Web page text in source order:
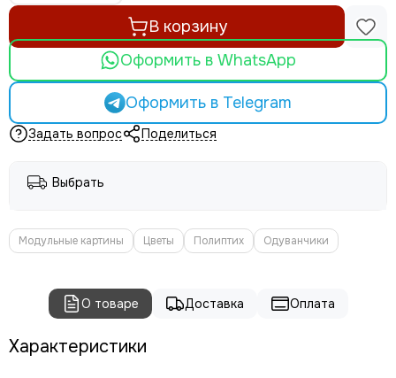
В корзину
Оформить в WhatsApp
Оформить в Telegram
Задать вопрос Поделиться
Выбрать
Модульные картины Цветы Полиптих Одуванчики
О товаре Доставка Оплата
Характеристики